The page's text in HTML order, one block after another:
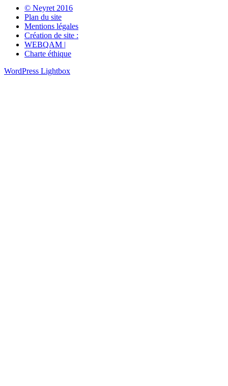
© Neyret 2016
Plan du site
Mentions légales
Création de site :
WEBQAM |
Charte éthique
WordPress Lightbox